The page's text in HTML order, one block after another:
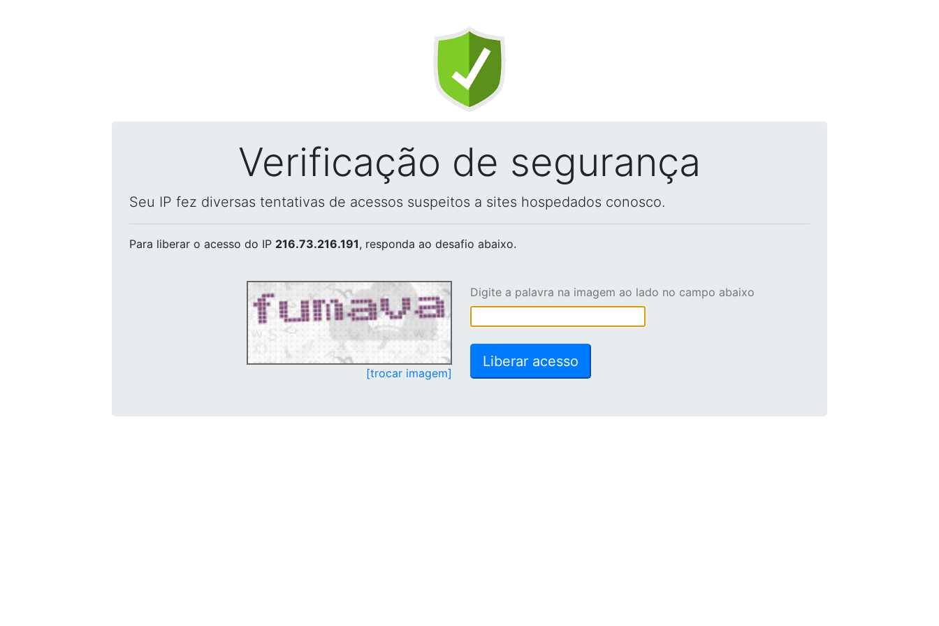
Verificação de segurança
Seu IP fez diversas tentativas de acessos suspeitos a sites hospedados conosco.
Para liberar o acesso do IP 216.73.216.191, responda ao desafio abaixo.
[trocar imagem]
Digite a palavra na imagem ao lado no campo abaixo